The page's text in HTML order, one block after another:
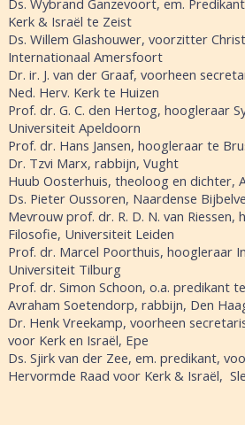
Ds. Wybrand Ganzevoort, em.
Kerk & Israël te Zeist
Ds. Willem Glashouwer, voorzitter
Internationaal Amersfoort
Dr. ir. J. van der Graaf, voorheen
Ned. Herv. Kerk te Huizen
Prof. dr. G. C. den Hertog, hoogleraar
Universiteit Apeldoorn
Prof. dr. Hans Jansen, hoogleraar te
Dr. Tzvi Marx, rabbijn, Vught
Huub Oosterhuis, theoloog en dichter,
Ds. Pieter Oussoren, Naardense
Mevrouw prof. dr. R. D. N. van Riessen,
Filosofie, Universiteit Leiden
Prof. dr. Marcel Poorthuis, hoogleraar
Universiteit Tilburg
Prof. dr. Simon Schoon, o.a. predikant
Avraham Soetendorp, rabbijn, Den
Dr. Henk Vreekamp, voorheen
voor Kerk en Israël, Epe
Ds. Sjirk van der Zee, em. predikant,
Hervormde Raad voor Kerk & Israël,